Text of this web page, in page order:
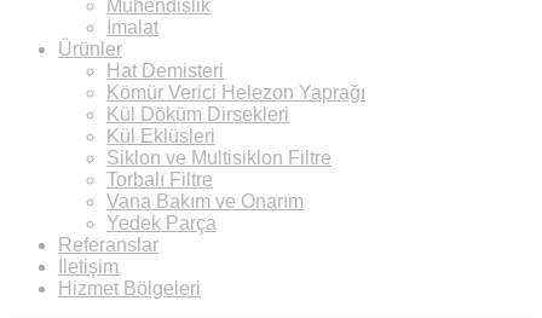
Mühendislik
İmalat
Ürünler
Hat Demisteri
Kömür Verici Helezon Yaprağı
Kül Döküm Dirsekleri
Kül Eklüsleri
Siklon ve Multisiklon Filtre
Torbalı Filtre
Vana Bakım ve Onarım
Yedek Parça
Referanslar
İletişim
Hizmet Bölgeleri